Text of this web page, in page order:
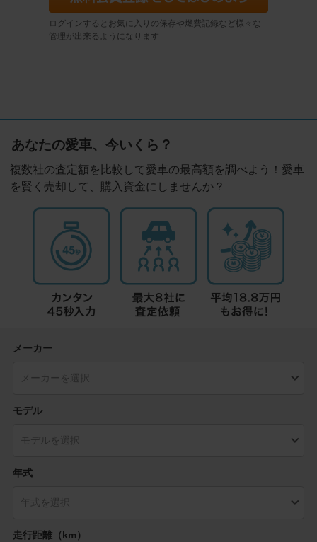
ログインするとお気に入りの保存や燃費記録など様々な
管理が出来るようになります
あなたの愛車、今いくら？
複数社の査定額を比較して愛車の最高額を調べよう！愛車
を賢く売却して、購入資金にしませんか？
メーカー
モデル
年式
走行距離（km）